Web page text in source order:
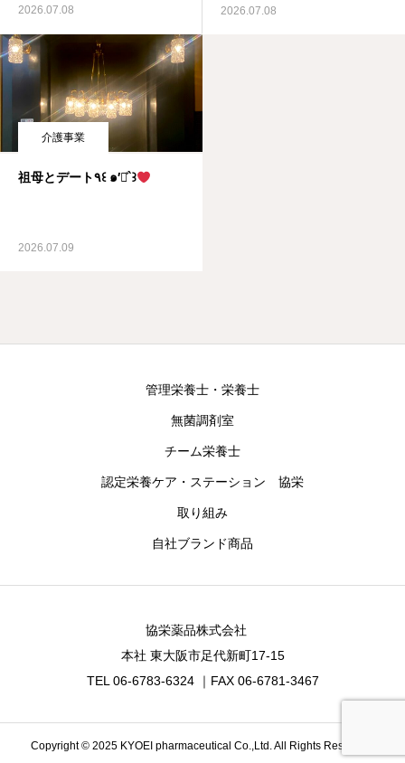
2026.07.08 2026.07.08
介護事業
祖母とデート٩꒰ ๑′◡͐`꒱
2026.07.09
管理栄養士・栄養士
無菌調剤室
チーム栄養士
認定栄養ケア・ステーション 協栄
取り組み
自社ブランド商品
協栄薬品株式会社
本社 東大阪市足代新町17-15
TEL 06-6783-6324 ｜FAX 06-6781-3467
Copyright © 2025 KYOEI pharmaceutical Co.,Ltd. All Rights Reserved.
最新情報